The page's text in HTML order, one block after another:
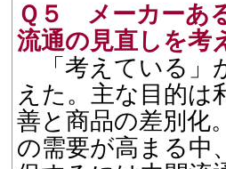
Ｑ５ メーカーあ
流通の見直しを考
「考えている」
えた。主な目的は
善と商品の差別化
の需要が高まる中